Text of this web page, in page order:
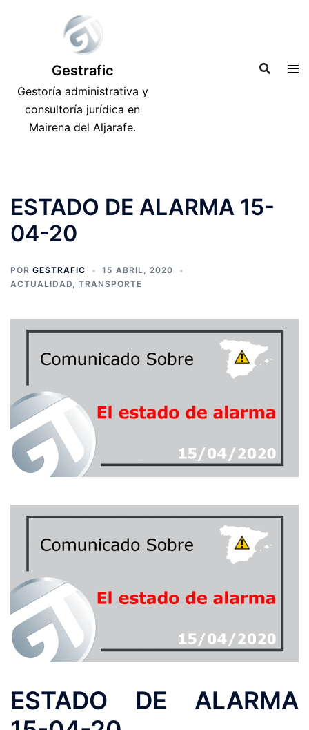
Gestrafic
Gestoría administrativa y
consultoría jurídica en
Mairena del Aljarafe.
ESTADO DE ALARMA 15-
04-20
POR GESTRAFIC
15 ABRIL, 2020
ACTUALIDAD, TRANSPORTE
ESTADO DE ALARMA